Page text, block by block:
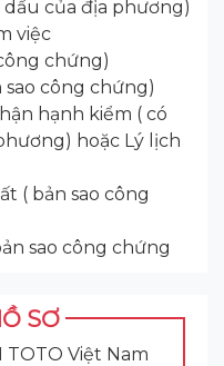
dấu của địa phương)
việc
chứng)
sao công chứng)
hạnh kiểm ( có
hoặc Lý lịch
( bản sao công
sao công chứng
SƠ
TOTO Việt Nam